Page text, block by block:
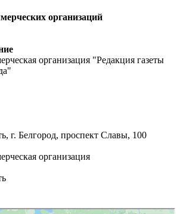
организаций
организация "Редакция газеты
г. Белгород, проспект Славы, 100
организация